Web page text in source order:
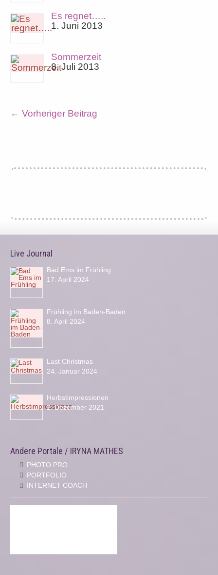
Es regnet…..
1. Juni 2013
Sommerzeit
8. Juli 2013
← Vorheriger Beitrag
Live Journal
Bad Ems im Frühling
17. April 2024
Frühling im Baden-Baden
8. April 2024
Last Christmas
24. Januar 2024
Herbstimpressionen
2. Dezember 2021
Andere Portale / IRYNA MATHES
PHOTO PRO
PORTFOLIO
INTERNET COACH